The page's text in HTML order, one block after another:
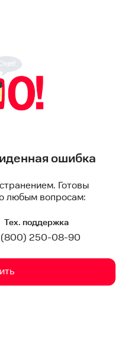
ошибка
Готовы
любым вопросам:
Тех. поддержка
250-08-90